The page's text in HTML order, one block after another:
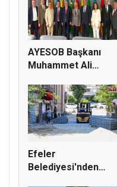
AYESOB Başkanı
Muhammet Ali
Efeler
Belediyesi'nden